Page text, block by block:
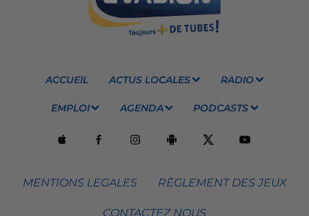
ACCUEIL ACTUS LOCALES RADIO
EMPLOI AGENDA PODCASTS
MENTIONS LEGALES RÈGLEMENT DES JEUX
CONTACTEZ NOUS